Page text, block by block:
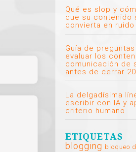
Qué es slop y
que su contenido
convierta en
Guía de
evaluar los
comunicación de
antes de cerrar
La delgadísima
escribir con IA y
criterio humano
ETIQUETAS
blogging bloqueo